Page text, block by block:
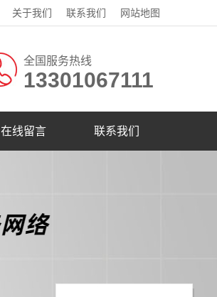
关于我们 联系我们 网站地图
全国服务热线
13301067111
在线留言 联系我们